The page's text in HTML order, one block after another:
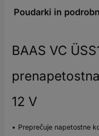
Poudarki in
BAAS VC
12 V
Preprečuje napetostne